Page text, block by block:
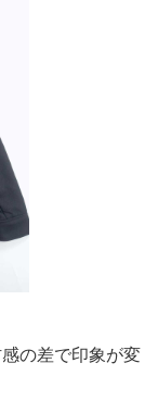
の差で印象が変